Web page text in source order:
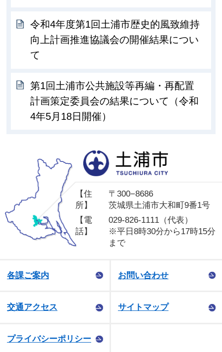
令和4年度第1回土浦市歴史的風致維持
向上計画推進協議会の開催結果につい
て
第1回土浦市公共施設等再編・再配置
計画策定委員会の結果について（令和
4年5月18日開催）
【住
所】
〒300−8686
茨城県土浦市大和町9番1号
【電
話】
029-826-1111（代表）
※平日8時30分から17時15分
まで
各課ご案内 お問い合わせ
交通アクセス サイトマップ
プライバシーポリシー